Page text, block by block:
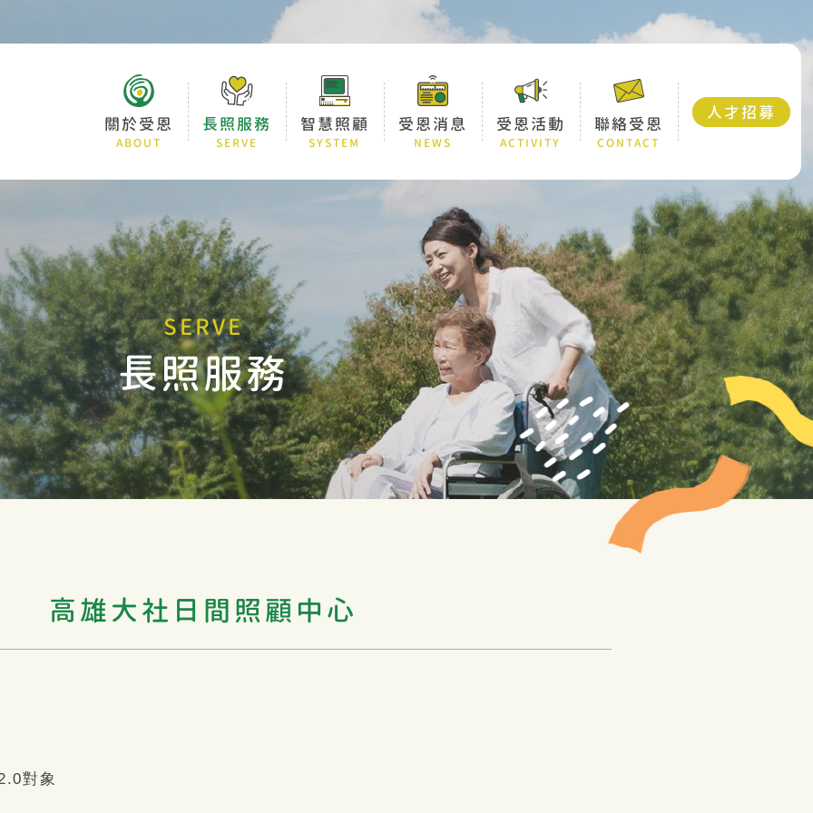
關於受恩
ABOUT
長照服務
SERVE
智慧照顧
SYSTEM
受恩消息
NEWS
受恩活動
ACTIVITY
聯絡受恩
CONTACT
人才招募
SERVE
長照服務
高雄大社日間照顧中心
對象